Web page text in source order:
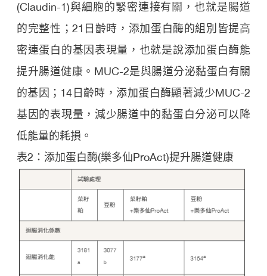
(Claudin-1)與細胞的緊密連接有關，也就是腸道
的完整性；21日齡時，添加蛋白酶的組別皆提高
密連蛋白的基因表現量，也就是說添加蛋白酶能
提升腸道健康。MUC-2是與腸道分泌黏蛋白有關
的基因；14日齡時，添加蛋白酶顯著減少MUC-2
基因的表現量，減少腸道中的黏蛋白分泌可以降
低能量的耗損。
表2：添加蛋白酶(樂多仙ProAct)提升腸道健康